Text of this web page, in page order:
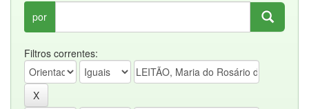
por
Filtros correntes: